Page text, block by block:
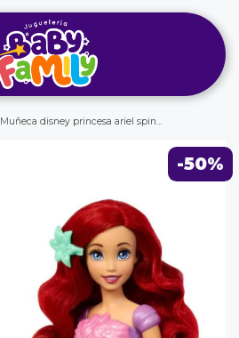
Muñeca disney princesa ariel spin reveal
-50%